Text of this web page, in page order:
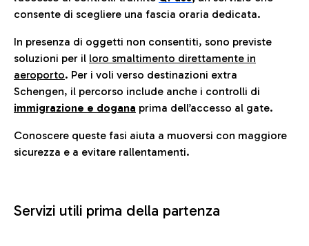
consente di scegliere una fascia oraria dedicata.
In presenza di oggetti non consentiti, sono previste
soluzioni per il loro smaltimento direttamente in
aeroporto. Per i voli verso destinazioni extra
Schengen, il percorso include anche i controlli di
immigrazione e dogana prima dell’accesso al gate.
Conoscere queste fasi aiuta a muoversi con maggiore
sicurezza e a evitare rallentamenti.
Servizi utili prima della partenza